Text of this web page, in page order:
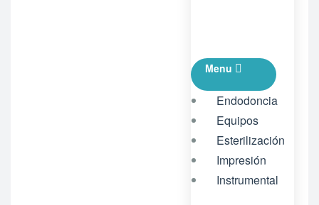
Menu
Endodoncia
Equipos
Esterilización
Impresión
Instrumental